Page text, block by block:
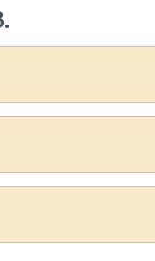
Reducida
la Sede